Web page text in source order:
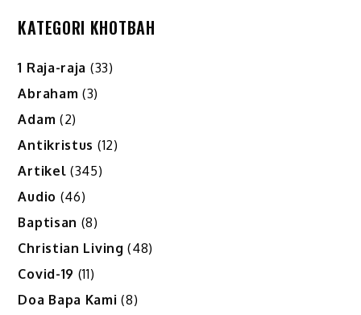
KATEGORI KHOTBAH
1 Raja-raja (33)
Abraham (3)
Adam (2)
Antikristus (12)
Artikel (345)
Audio (46)
Baptisan (8)
Christian Living (48)
Covid-19 (11)
Doa Bapa Kami (8)